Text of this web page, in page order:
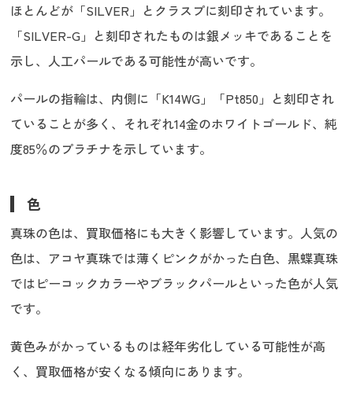
ほとんどが「SILVER」とクラスプに刻印されています。
「SILVER-G」と刻印されたものは銀メッキであることを
示し、人工パールである可能性が高いです。
パールの指輪は、内側に「K14WG」「Pt850」と刻印され
ていることが多く、それぞれ14金のホワイトゴールド、純
度85％のプラチナを示しています。
色
真珠の色は、買取価格にも大きく影響しています。人気の
色は、アコヤ真珠では薄くピンクがかった白色、黒蝶真珠
ではピーコックカラーやブラックパールといった色が人気
です。
黄色みがかっているものは経年劣化している可能性が高
く、買取価格が安くなる傾向にあります。